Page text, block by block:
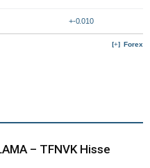
+-0.010
Forex
– TFNVK Hisse